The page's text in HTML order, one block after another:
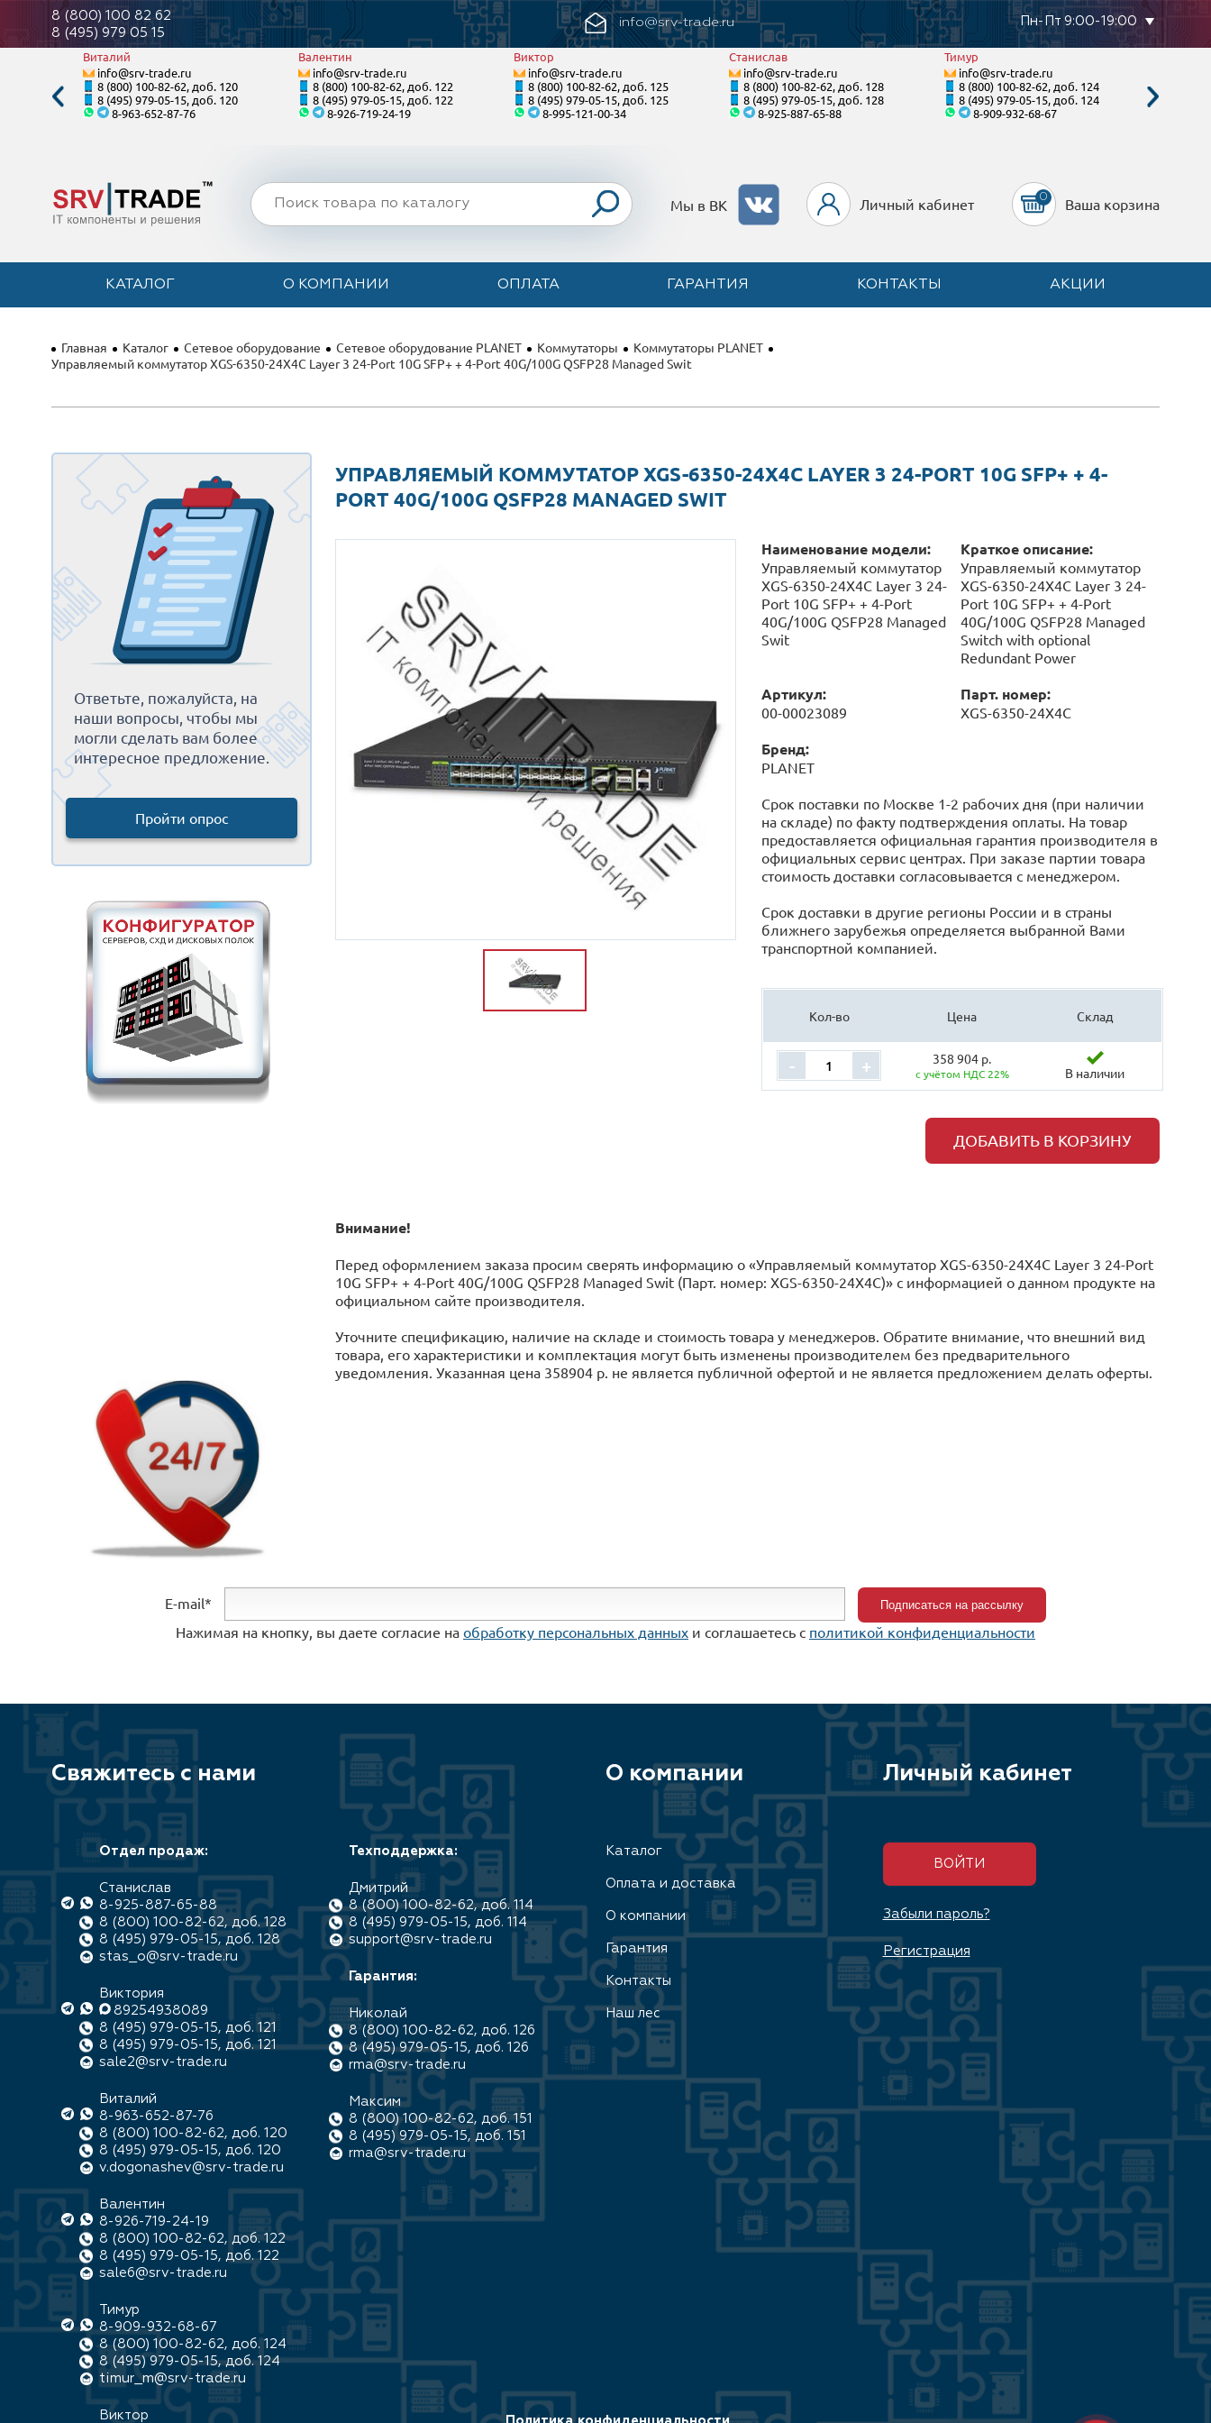
8 (800) 100 82 62
8 (495) 979 05 15
info@srv-trade.ru Пн-Пт 9:00-19:00
Виталий
info@srv-trade.ru
8 (800) 100-82-62, доб. 120
8 (495) 979-05-15, доб. 120
8-963-652-87-76
Валентин
info@srv-trade.ru
8 (800) 100-82-62, доб. 122
8 (495) 979-05-15, доб. 122
8-926-719-24-19
Виктор
info@srv-trade.ru
8 (800) 100-82-62, доб. 125
8 (495) 979-05-15, доб. 125
8-995-121-00-34
Станислав
info@srv-trade.ru
8 (800) 100-82-62, доб. 128
8 (495) 979-05-15, доб. 128
8-925-887-65-88
Тимур
info@srv-trade.ru
8 (800) 100-82-62, доб. 124
8 (495) 979-05-15, доб. 124
8-909-932-68-67
КАТАЛОГ О КОМПАНИИ ОПЛАТА ГАРАНТИЯ КОНТАКТЫ АКЦИИ
Мы в ВК Личный кабинет 0 Ваша корзина
Главная Каталог Сетевое оборудование Сетевое оборудование PLANET Коммутаторы
Коммутаторы PLANET
Управляемый коммутатор XGS-6350-24X4C Layer 3 24-Port 10G SFP+ + 4-Port 40G/100G QSFP28 Managed Swit
Ответьте, пожалуйста, на
наши вопросы, чтобы мы
могли сделать вам более
интересное предложение.
Пройти опрос
УПРАВЛЯЕМЫЙ КОММУТАТОР XGS-6350-24X4C LAYER 3 24-PORT 10G SFP+ + 4-
PORT 40G/100G QSFP28 MANAGED SWIT
Наименование модели:
Управляемый коммутатор
XGS-6350-24X4C Layer 3 24-
Port 10G SFP+ + 4-Port
40G/100G QSFP28 Managed
Swit
Краткое описание:
Управляемый коммутатор
XGS-6350-24X4C Layer 3 24-
Port 10G SFP+ + 4-Port
40G/100G QSFP28 Managed
Switch with optional
Redundant Power
Артикул:
00-00023089
Парт. номер:
XGS-6350-24X4C
Бренд:
PLANET
Срок поставки по Москве 1-2 рабочих дня (при наличии
на складе) по факту подтверждения оплаты. На товар
предоставляется официальная гарантия производителя в
официальных сервис центрах. При заказе партии товара
стоимость доставки согласовывается с менеджером.
Срок доставки в другие регионы России и в страны
ближнего зарубежья определяется выбранной Вами
транспортной компанией.
Кол-во Цена Склад
- + 358 904 р.
с учётом НДС 22% В наличии
ДОБАВИТЬ В КОРЗИНУ
Внимание!
Перед оформлением заказа просим сверять информацию о «Управляемый коммутатор XGS-6350-24X4C Layer 3 24-Port
10G SFP+ + 4-Port 40G/100G QSFP28 Managed Swit (Парт. номер: XGS-6350-24X4C)» с информацией o данном продукте на
официальном сайте производителя.
Уточните спецификацию, наличие на складе и стоимость товара у менеджеров. Обратите внимание, что внешний вид
товара, его характеристики и комплектация могут быть изменены производителем без предварительного
уведомления. Указанная цена 358904 р. не является публичной офертой и не является предложением делать оферты.
E-mail*
Нажимая на кнопку, вы даете согласие на обработку персональных данных и соглашаетесь c политикой конфиденциальности
Свяжитесь с нами
Отдел продаж:
Станислав
8-925-887-65-88
8 (800) 100-82-62, доб. 128
8 (495) 979-05-15, доб. 128
stas_o@srv-trade.ru
Виктория
89254938089
8 (495) 979-05-15, доб. 121
8 (495) 979-05-15, доб. 121
sale2@srv-trade.ru
Виталий
8-963-652-87-76
8 (800) 100-82-62, доб. 120
8 (495) 979-05-15, доб. 120
v.dogonashev@srv-trade.ru
Валентин
8-926-719-24-19
8 (800) 100-82-62, доб. 122
8 (495) 979-05-15, доб. 122
sale6@srv-trade.ru
Тимур
8-909-932-68-67
8 (800) 100-82-62, доб. 124
8 (495) 979-05-15, доб. 124
timur_m@srv-trade.ru
Виктор
Техподдержка:
Дмитрий
8 (800) 100-82-62, доб. 114
8 (495) 979-05-15, доб. 114
support@srv-trade.ru
Гарантия:
Николай
8 (800) 100-82-62, доб. 126
8 (495) 979-05-15, доб. 126
rma@srv-trade.ru
Максим
8 (800) 100-82-62, доб. 151
8 (495) 979-05-15, доб. 151
rma@srv-trade.ru
О компании
Каталог
Оплата и доставка
О компании
Гарантия
Контакты
Наш лес
Личный кабинет
ВОЙТИ
Забыли пароль?
Регистрация